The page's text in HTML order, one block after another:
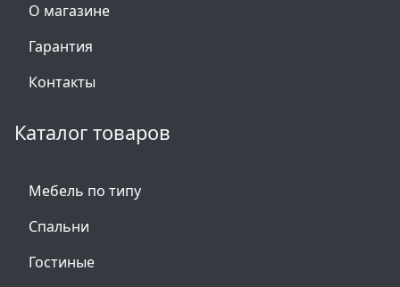
О магазине
Гарантия
Контакты
Каталог товаров
Мебель по типу
Спальни
Гостиные